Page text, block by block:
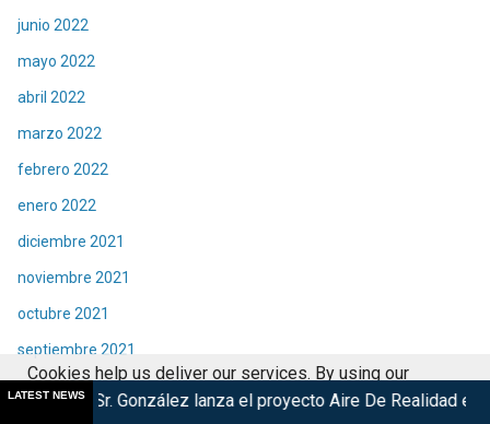
junio 2022
mayo 2022
abril 2022
marzo 2022
febrero 2022
enero 2022
diciembre 2021
noviembre 2021
octubre 2021
septiembre 2021
agosto 2021
LATEST NEWSlanza el proyecto Aire De Realidad en México BBC
Cookies help us deliver our services. By using our
services, you agree to our use of cookies.
Got it